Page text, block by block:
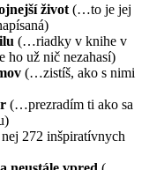
život (…to je jej
(…riadky v knihe v
ho už nič nezahasí)
(…zistíš, ako s nimi
(…prezradím ti ako sa
272 inšpiratívnych